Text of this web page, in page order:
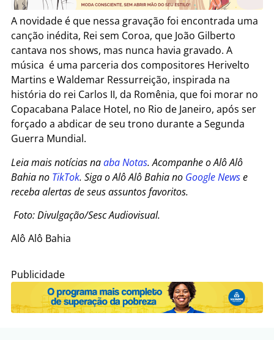
A novidade é que nessa gravação foi encontrada uma
canção inédita, Rei sem Coroa, que João Gilberto
cantava nos shows, mas nunca havia gravado. A
música é uma parceria dos compositores Herivelto
Martins e Waldemar Ressurreição, inspirada na
história do rei Carlos II, da Romênia, que foi morar no
Copacabana Palace Hotel, no Rio de Janeiro, após ser
forçado a abdicar de seu trono durante a Segunda
Guerra Mundial.
Leia mais notícias naaba Notas. Acompanhe o Alô Alô
Bahia no TikTok. Siga o Alô Alô Bahia no Google Newse
receba alertas de seus assuntos favoritos.
Foto: Divulgação/Sesc Audiovisual.
Alô Alô Bahia
Publicidade